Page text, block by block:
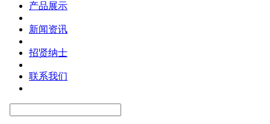
产品展示
新闻资讯
招贤纳士
联系我们